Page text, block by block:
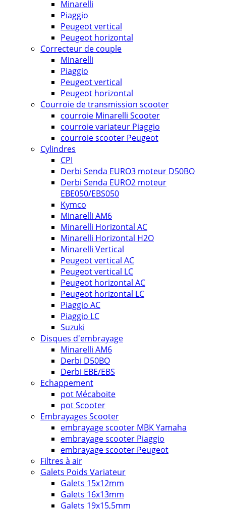
Minarelli
Piaggio
Peugeot vertical
Peugeot horizontal
Correcteur de couple
Minarelli
Piaggio
Peugeot vertical
Peugeot horizontal
Courroie de transmission scooter
courroie Minarelli Scooter
courroie variateur Piaggio
courroie scooter Peugeot
Cylindres
CPI
Derbi Senda EURO3 moteur D50BO
Derbi Senda EURO2 moteur
EBE050/EBS050
Kymco
Minarelli AM6
Minarelli Horizontal AC
Minarelli Horizontal H2O
Minarelli Vertical
Peugeot vertical AC
Peugeot vertical LC
Peugeot horizontal AC
Peugeot horizontal LC
Piaggio AC
Piaggio LC
Suzuki
Disques d'embrayage
Minarelli AM6
Derbi D50BO
Derbi EBE/EBS
Echappement
pot Mécaboite
pot Scooter
Embrayages Scooter
embrayage scooter MBK Yamaha
embrayage scooter Piaggio
embrayage scooter Peugeot
Filtres à air
Galets Poids Variateur
Galets 15x12mm
Galets 16x13mm
Galets 19x15,5mm